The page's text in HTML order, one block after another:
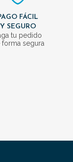
FÁCIL
Y SEGURO
tu pedido
forma segura